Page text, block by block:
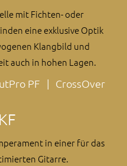
mit Fichten- oder
eine exklusive Optik
Klangbild und
auch in hohen Lagen.
PF CrossOver
in einer für das
Gitarre.